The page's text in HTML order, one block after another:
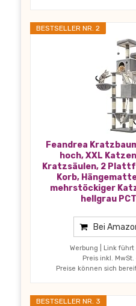
BESTSELLER NR. 2
Feandrea
hoch, XXL
Kratzsäulen, 2
Korb,
mehrstöckiger
hellgrau
Bei
Werbung | Link
Preis inkl. MwSt.
Preise können sich
BESTSELLER NR. 3